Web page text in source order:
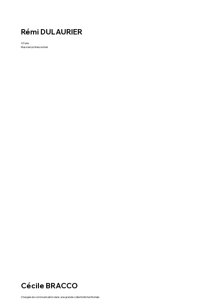
Rémi DULAURIER
43 ans
Musicien professionnel
Cécile BRACCO
Chargée de communication dans une grande collectivité territoriale